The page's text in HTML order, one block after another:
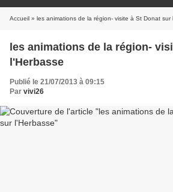
Accueil » les animations de la région- visite à St Donat sur
les animations de la région-
l'Herbasse
Publié le 21/07/2013 à 09:15
Par vivi26